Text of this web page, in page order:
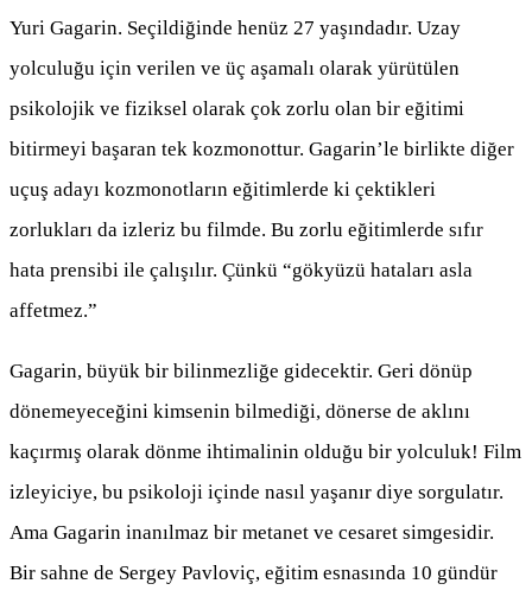
Yuri Gagarin. Seçildiğinde henüz 27 yaşındadır. Uzay
yolculuğu için verilen ve üç aşamalı olarak yürütülen
psikolojik ve fiziksel olarak çok zorlu olan bir eğitimi
bitirmeyi başaran tek kozmonottur. Gagarin’le birlikte diğer
uçuş adayı kozmonotların eğitimlerde ki çektikleri
zorlukları da izleriz bu filmde. Bu zorlu eğitimlerde sıfır
hata prensibi ile çalışılır. Çünkü “gökyüzü hataları asla
affetmez.”
Gagarin, büyük bir bilinmezliğe gidecektir. Geri dönüp
dönemeyeceğini kimsenin bilmediği, dönerse de aklını
kaçırmış olarak dönme ihtimalinin olduğu bir yolculuk! Film
izleyiciye, bu psikoloji içinde nasıl yaşanır diye sorgulatır.
Ama Gagarin inanılmaz bir metanet ve cesaret simgesidir.
Bir sahne de Sergey Pavloviç, eğitim esnasında 10 gündür